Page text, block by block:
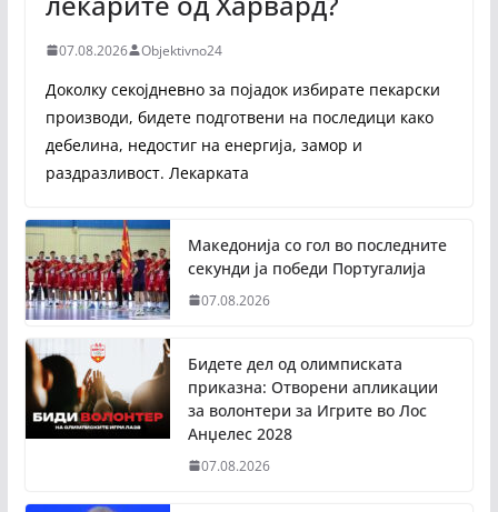
07.08.2026 Objektivno24
Доколку секојдневно за појадок избирате пекарски
производи, бидете подготвени на последици како
дебелина, недостиг на енергија, замор и
раздразливост. Лекарката
Македонија со гол во последните
секунди ја победи Португалија
07.08.2026
Бидете дел од олимписката
приказна: Отворени апликации
за волонтери за Игрите во Лос
Анџелес 2028
07.08.2026